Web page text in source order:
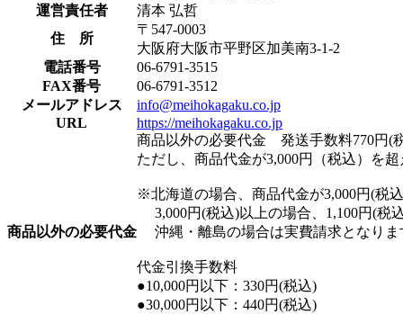
運営責任者
清本 弘哲
住 所
〒547-0003
大阪府大阪市平野区加美南3-1-2
電話番号
06-6791-3515
FAX番号
06-6791-3512
メールアドレス
info@meihokagaku.co.jp
URL
https://meihokagaku.co.jp
商品以外の必要代金
商品以外の必要代金 発送手数料770円(
ただし、商品代金が3,000円（税込）を
※北海道の場合、商品代金が3,000円(税
3,000円(税込)以上の場合、1,100円(税
沖縄・離島の場合は実費請求となりま
代金引換手数料
●10,000円以下：330円(税込)
●30,000円以下：440円(税込)